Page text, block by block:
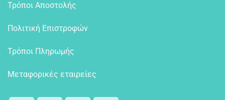
Τρόποι Αποστολής
Πολιτική Επιστροφών
Τρόποι Πληρωμής
Μεταφορικές εταιρείες